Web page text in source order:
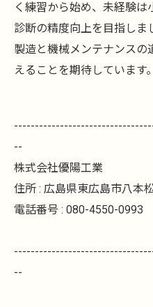
く練習から始め、未経験
診断の精度向上を目指しま
製造と機械メンテナンスの
えることを期待しています。
--
株式会社優陽工業
住所 : 広島県東広島市八本
電話番号 : 080-4550-0993
--